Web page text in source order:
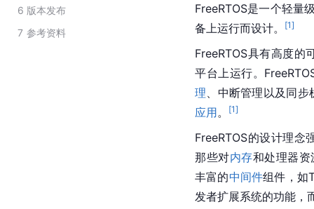
6 版本发布
7 参考资料
FreeRTOS是一个轻量
备上运行而设计。
[1]
FreeRTOS具有高度的
平台上运行。
理 、中断管理以及同
应用。 [1]
FreeRTOS的设计理念
那些对内存和处理器资
丰富的中间件组件，如
发者扩展系统的功能，